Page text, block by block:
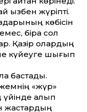
қызбен жүріпті.
көбісін
бірақ сол
Қазір олардың
күйеуге шығып
бастады.
«жүр»
қалып
жастардың